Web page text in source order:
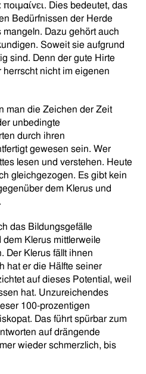
Dies bedeutet, das
Bedürfnissen der Herde
mangeln. Dazu gehört auch
Soweit sie aufgrund
sind. Denn der gute Hirte
herrscht nicht im eigenen
man die Zeichen der Zeit
unbedingte
durch ihren
gewesen sein. Wer
lesen und verstehen. Heute
gleichgezogen. Es gibt kein
dem Klerus und
das Bildungsgefälle
Klerus mittlerweile
Der Klerus fällt ihnen
hat er die Hälfte seiner
auf dieses Potential, weil
hat. Unzureichendes
100-prozentigen
Das führt spürbar zum
auf drängende
wieder schmerzlich, bis